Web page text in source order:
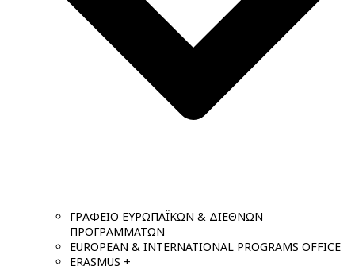
ΓΡΑΦΕΙΟ ΕΥΡΩΠΑΪΚΩΝ & ΔΙΕΘΝΩΝ
ΠΡΟΓΡΑΜΜΑΤΩΝ
EUROPEAN & INTERNATIONAL PROGRAMS OFFICE
ERASMUS +